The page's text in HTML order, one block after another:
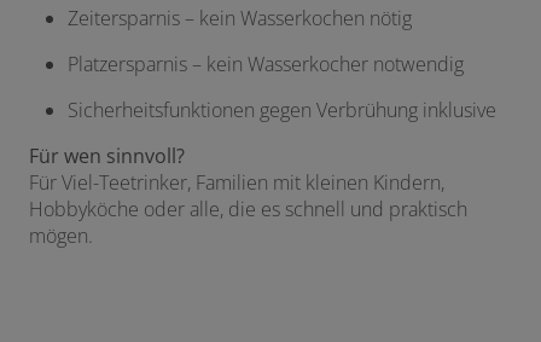
Zeitersparnis – kein Wasserkochen nötig
Platzersparnis – kein Wasserkocher notwendig
Sicherheitsfunktionen gegen Verbrühung inklusive
Für wen sinnvoll?
Für Viel-Teetrinker, Familien mit kleinen Kindern,
Hobbyköche oder alle, die es schnell und praktisch
mögen.